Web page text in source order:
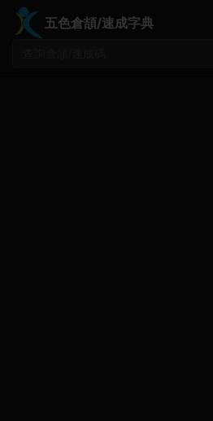
五色倉頡/速成字典